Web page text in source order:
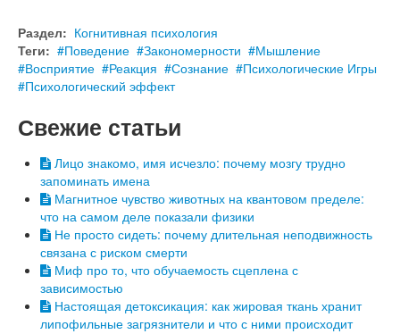
Раздел: Когнитивная психология
Теги:
Поведение Закономерности
Мышление
Восприятие
Реакция Сознание
Психологические Игры
Психологический эффект
Свежие статьи
Лицо знакомо, имя исчезло: почему мозгу трудно
запоминать имена
Магнитное чувство животных на квантовом пределе:
что на самом деле показали физики
Не просто сидеть: почему длительная неподвижность
связана с риском смерти
Миф про то, что обучаемость сцеплена с
зависимостью
Настоящая детоксикация: как жировая ткань хранит
липофильные загрязнители и что с ними происходит